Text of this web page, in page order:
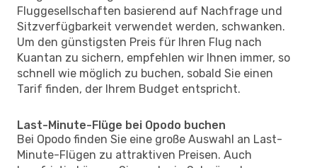
Fluggesellschaften basierend auf Nachfrage und
Sitzverfügbarkeit verwendet werden, schwanken.
Um den günstigsten Preis für Ihren Flug nach
Kuantan zu sichern, empfehlen wir Ihnen immer, so
schnell wie möglich zu buchen, sobald Sie einen
Tarif finden, der Ihrem Budget entspricht.
Last-Minute-Flüge bei Opodo buchen
Bei Opodo finden Sie eine große Auswahl an Last-
Minute-Flügen zu attraktiven Preisen. Auch